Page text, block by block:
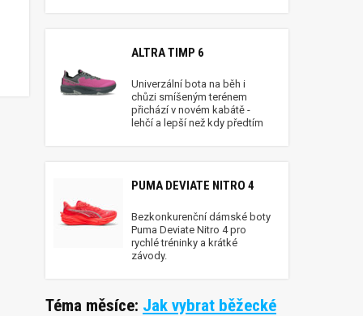
ALTRA TIMP 6
Univerzální bota na běh i
chůzi smíšeným terénem
přichází v novém kabátě -
lehčí a lepší než kdy předtím
PUMA DEVIATE NITRO 4
Bezkonkurenční dámské boty
Puma Deviate Nitro 4 pro
rychlé tréninky a krátké
závody.
Téma měsíce: Jak vybrat běžecké